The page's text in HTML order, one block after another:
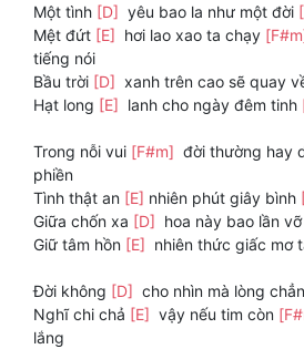
Một tình [D] yêu bao la như một đời
Mệt đứt [E] hơi lao xao ta chạy
tiếng nói
Bầu trời [D] xanh trên cao sẽ quay
Hạt long [E] lanh cho ngày đêm tinh
Trong nỗi vui [F#m] đời thường hay
phiền
Tình thật an [E] nhiên phút giây bình
Giữa chốn xa [D] hoa này bao lần vỡ
Giữ tâm hồn [E] nhiên thức giấc mơ
Đời không [D] cho nhìn mà lòng
Nghĩ chi chả [E] vậy nếu tim còn
lắng